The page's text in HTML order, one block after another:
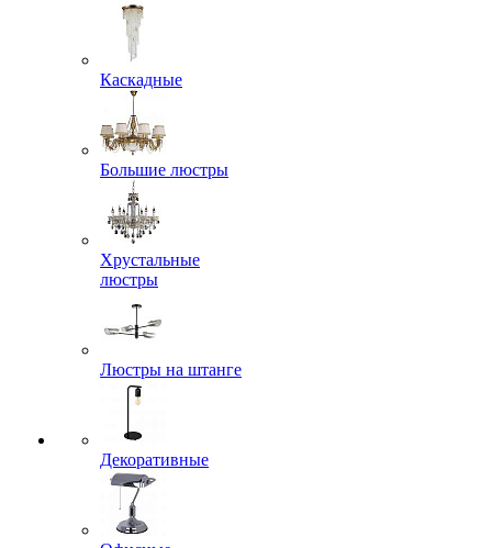
Каскадные
Большие люстры
Хрустальные
люстры
Люстры на штанге
Декоративные